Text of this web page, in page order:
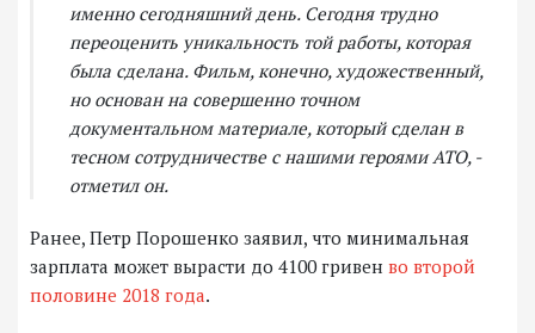
именно сегодняшний день. Сегодня трудно
переоценить уникальность той работы, которая
была сделана. Фильм, конечно, художественный,
но основан на совершенно точном
документальном материале, который сделан в
тесном сотрудничестве с нашими героями АТО, -
отметил он.
Ранее, Петр Порошенко заявил, что минимальная
зарплата может вырасти до 4100 гривен во второй
половине 2018 года.